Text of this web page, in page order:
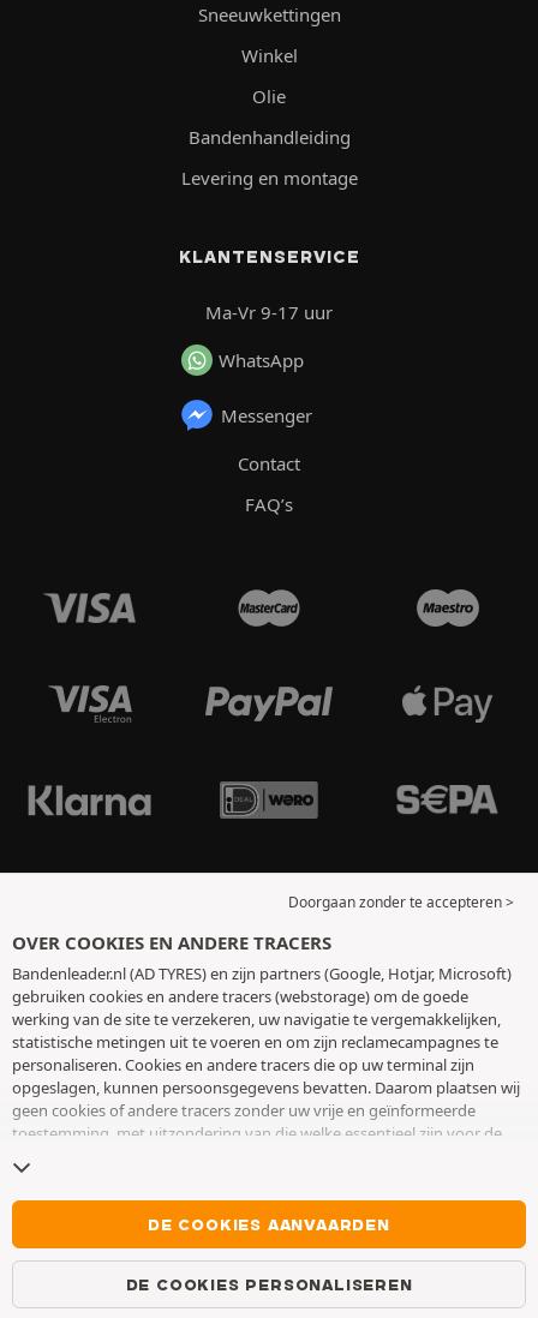
Sneeuwkettingen
Winkel
Olie
Bandenhandleiding
Levering en montage
KLANTENSERVICE
Ma-Vr 9-17 uur
WhatsApp
Messenger
Contact
FAQ’s
Doorgaan zonder te accepteren >
OVER COOKIES EN ANDERE TRACERS
Bandenleader.nl (AD TYRES) en zijn partners (Google, Hotjar, Microsoft)
gebruiken cookies en andere tracers (webstorage) om de goede
werking van de site te verzekeren, uw navigatie te vergemakkelijken,
statistische metingen uit te voeren en om zijn reclamecampagnes te
personaliseren. Cookies en andere tracers die op uw terminal zijn
opgeslagen, kunnen persoonsgegevens bevatten. Daarom plaatsen wij
geen cookies of andere tracers zonder uw vrije en geïnformeerde
toestemming, met uitzondering van die welke essentieel zijn voor de
toestemming op elk moment intrekken door naar de pagina over
cookies en andere tracerste gaan. U kunt ervoor kiezen om verder te
surfen zonder het deponeren van cookies of andere tracers te
aanvaarden. Weigering verhindert de toegang tot diensten niet AD
TYRES. Voor meer informatie,
DE COOKIES AANVAARDEN
DE COOKIES PERSONALISEREN